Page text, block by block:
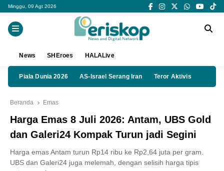
Minggu, 09 Agt 2026
News SHEroes HALALive
Piala Dunia 2026 AS-Israel Serang Iran Teror Aktivis
Beranda Emas
Harga Emas 8 Juli 2026: Antam, UBS Gold
dan Galeri24 Kompak Turun jadi Segini
Harga emas Antam turun Rp14 ribu ke Rp2,64 juta per gram.
UBS dan Galeri24 juga melemah, dengan selisih harga tipis